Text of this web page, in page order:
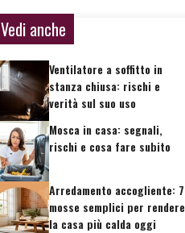
Vedi anche
Ventilatore a soffitto in
stanza chiusa: rischi e
verità sul suo uso
Mosca in casa: segnali,
rischi e cosa fare subito
Arredamento accogliente: 7
mosse semplici per rendere
la casa più calda oggi